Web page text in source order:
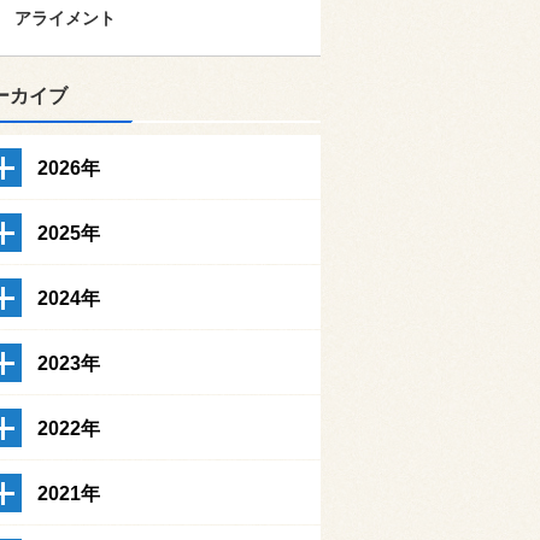
アライメント
カイブ
2026年
2025年
2024年
2023年
2022年
2021年